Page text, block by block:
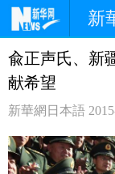
新
ホームページ
観光
兪正声氏、新
献希望
新華網日本語